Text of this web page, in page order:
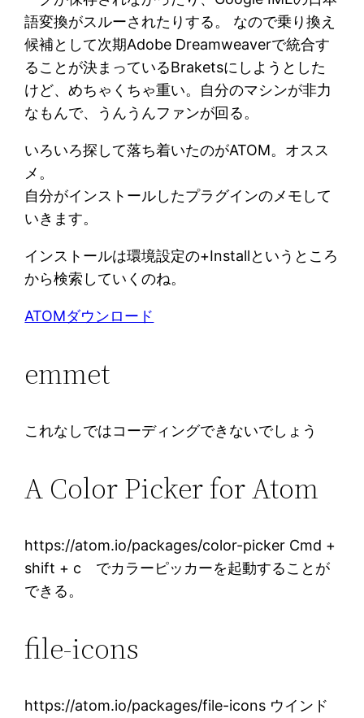
語変換がスルーされたりする。 なので乗り換え
候補として次期Adobe Dreamweaverで統合す
ることが決まっているBraketsにしようとした
けど、めちゃくちゃ重い。自分のマシンが非力
なもんで、うんうんファンが回る。
いろいろ探して落ち着いたのがATOM。オスス
メ。
自分がインストールしたプラグインのメモして
いきます。
インストールは環境設定の+Installというところ
から検索していくのね。
ATOMダウンロード
emmet
これなしではコーディングできないでしょう
A Color Picker for Atom
https://atom.io/packages/color-picker Cmd +
shift + c でカラーピッカーを起動することが
できる。
file-icons
https://atom.io/packages/file-icons ウインド